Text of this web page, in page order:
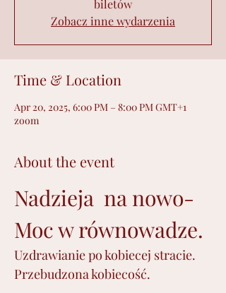
biletów
Zobacz inne wydarzenia
Time & Location
Apr 20, 2025, 6:00 PM – 8:00 PM GMT+1
zoom
About the event
Nadzieja  na nowo-
Moc w równowadze.
Uzdrawianie po kobiecej stracie.
Przebudzona kobiecość.